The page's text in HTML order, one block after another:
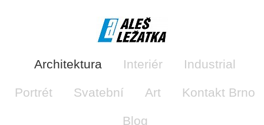
Architektura Interiér Industrial
Portrét Svatební Art Kontakt Brno
Blog